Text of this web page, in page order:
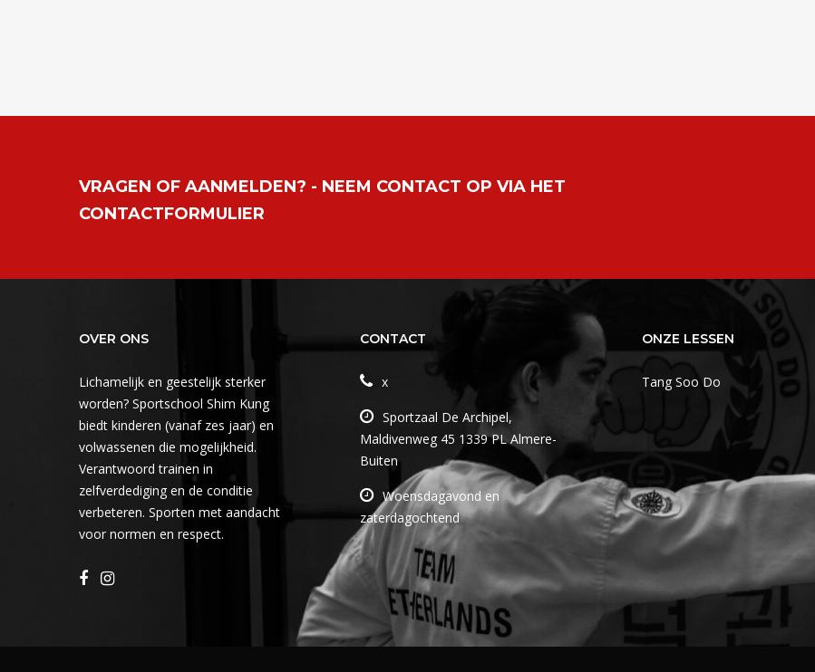
VRAGEN OF AANMELDEN? - NEEM CONTACT OP VIA HET
CONTACTFORMULIER
OVER ONS
Lichamelijk en geestelijk sterker
worden? Sportschool Shim Kung
biedt kinderen (vanaf zes jaar) en
volwassenen die mogelijkheid.
Verantwoord trainen in
zelfverdediging en de conditie
verbeteren. Sporten met aandacht
voor normen en respect.
CONTACT
x
Sportzaal De Archipel,
Maldivenweg 45 1339 PL Almere-
Buiten
Woensdagavond en
zaterdagochtend
ONZE LESSEN
Tang Soo Do